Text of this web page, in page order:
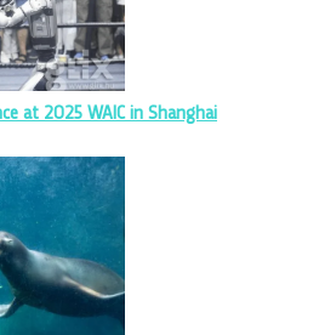
at 2025 WAIC in Shanghai